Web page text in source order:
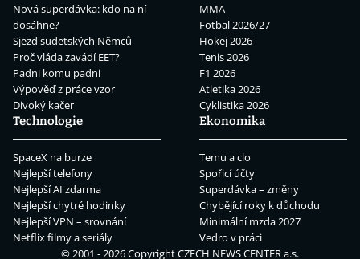
Nová superdávka: kdo na ní
dosáhne?
Sjezd sudetských Němců
Proč vláda zavádí EET?
Padni komu padni
Výpověď z práce vzor
Divoký kačer
MMA
Fotbal 2026/27
Hokej 2026
Tenis 2026
F1 2026
Atletika 2026
Cyklistika 2026
Technologie
SpaceX na burze
Nejlepší telefony
Nejlepší AI zdarma
Nejlepší chytré hodinky
Nejlepší VPN – srovnání
Netflix filmy a seriály
Ekonomika
Temu a clo
Spořicí účty
Superdávka – změny
Chybějící roky k důchodu
Minimální mzda 2027
Vedro v práci
© 2001 - 2026 CopyrightCZECH NEWS CENTER a.s.